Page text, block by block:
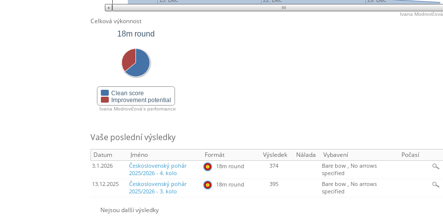
Ivana
Celková výkonnost
18m round
Clean score
Improvement potential
Ivana Modrovičová's performance
Vaše poslední výsledky
Datum Jméno Formát Výsledek Nálada Vybavení Počasí
3.1.2026
Československý pohár
2025/2026 - 4. kolo
18m round 374
Bare bow , No arrows
specified
13.12.2025
Československý pohár
2025/2026 - 3. kolo
18m round 395
Bare bow , No arrows
specified
Nejsou další výsledky